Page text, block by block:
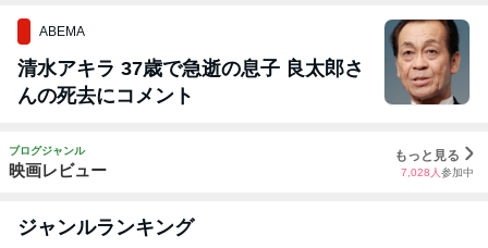
ABEMA
清水アキラ 37歳で急逝の息子 良太郎さ
んの死去にコメント
ブログジャンル
映画レビュー
もっと見る
7,028 人 参加中
ジャンルランキング